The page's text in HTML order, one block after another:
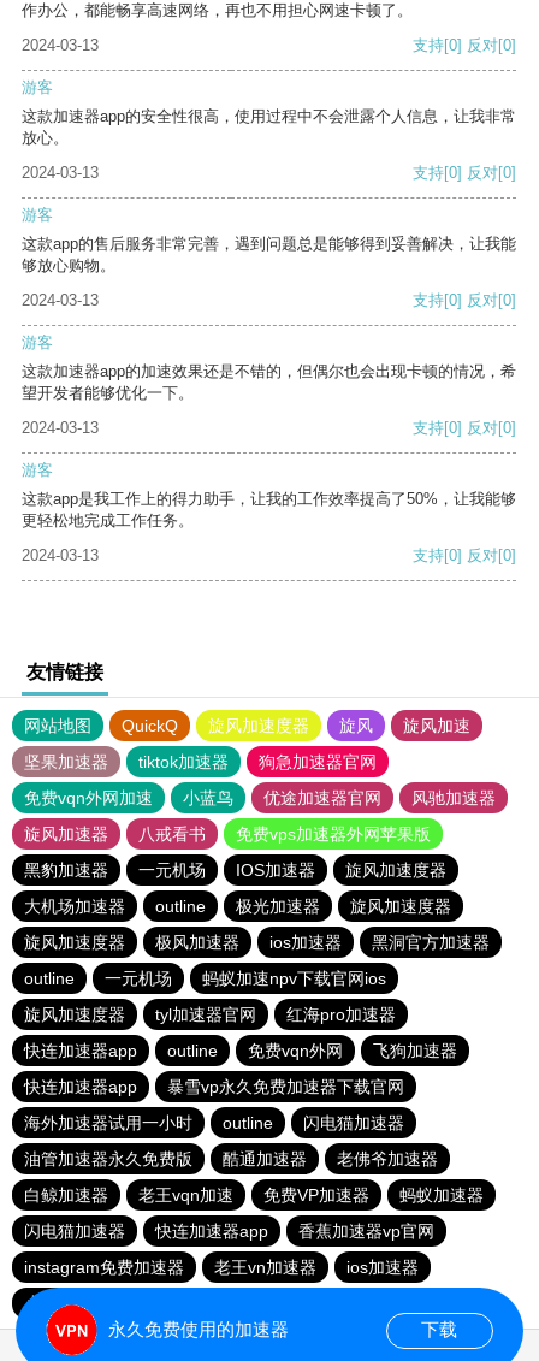
作办公，都能畅享高速网络，再也不用担心网速卡顿了。
2024-03-13
支持[0] 反对[0]
游客
这款加速器app的安全性很高，使用过程中不会泄露个人信息，让我非常
放心。
2024-03-13
支持[0] 反对[0]
游客
这款app的售后服务非常完善，遇到问题总是能够得到妥善解决，让我能
够放心购物。
2024-03-13
支持[0] 反对[0]
游客
这款加速器app的加速效果还是不错的，但偶尔也会出现卡顿的情况，希
望开发者能够优化一下。
2024-03-13
支持[0] 反对[0]
游客
这款app是我工作上的得力助手，让我的工作效率提高了50%，让我能够
更轻松地完成工作任务。
2024-03-13
支持[0] 反对[0]
友情链接
网站地图 QuickQ 旋风加速度器 旋风
旋风加速
坚果加速器
tiktok加速器
狗急加速器官网
免费vqn外网加速
小蓝鸟 优途加速器官网
风驰加速器
旋风加速器
八戒看书
免费vps加速器外网苹果版
黑豹加速器
一元机场 IOS加速器
旋风加速度器
大机场加速器
outline 极光加速器
旋风加速度器
旋风加速度器
极风加速器 ios加速器
黑洞官方加速器
outline
一元机场
蚂蚁加速npv下载官网ios
旋风加速度器
tyl加速器官网
红海pro加速器
快连加速器app
outline 免费vqn外网
飞狗加速器
快连加速器app
暴雪vp永久免费加速器下载官网
海外加速器试用一小时
outline
闪电猫加速器
油管加速器永久免费版
酷通加速器
老佛爷加速器
白鲸加速器
老王vqn加速 免费VP加速器
蚂蚁加速器
闪电猫加速器
快连加速器app
香蕉加速器vp官网
instagram免费加速器
老王vn加速器
ios加速器
小猫咪ciash加速器
永久免费使用的加速器 下载